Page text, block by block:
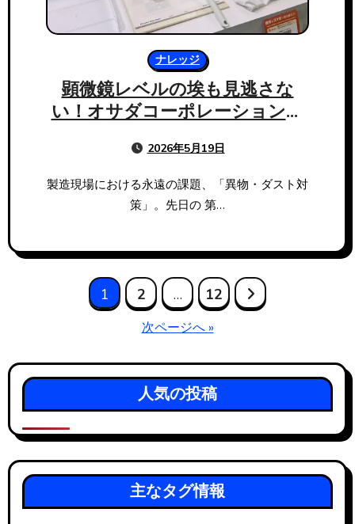
ナレッジ
顕微鏡レベルの埃も見逃さな
い！オサダコーポレーションが
と「その先」の価値
2026年5月19日
製造現場における永遠の課題、「異物・ダスト対
策」。先日の 第…
の
ペ
ー
ジ
送
1 2 … 12
次ページへ »
人気の投稿
主なタグ情報